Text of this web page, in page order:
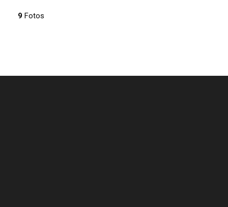
9 Fotos